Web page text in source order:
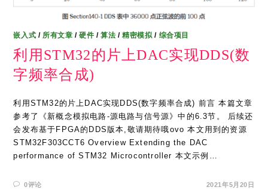
嵌入式 / 所有文章 /硬件 /算法 /精密模拟 / 综合项目
利用STM32的片上DAC实现DDS(数
字频率合成)
利用STM32的片上DAC实现DDS(数字频率合成) 前言 本篇文章
参考了《新概念模拟电路-源电路与信号源》中的6.3节。 后续还
会发布基于FPGA的DDS版本,敬请期待哦ovo 本文用到的资源
STM32F303CCT6 Overview Extending the DAC
performance of STM32 Microcontroller 本文示例…
0评论 2021年5月20日